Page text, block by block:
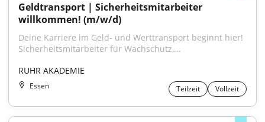
Geldtransport | Sicherheitsmitarbeiter
willkommen! (m/w/d)
Deine Karriere im Geld- und Werttransport beginnt hier!
Sicherheitsmitarbeiter für Wachschutz,...
RUHR AKADEMIE
Essen Teilzeit Vollzeit